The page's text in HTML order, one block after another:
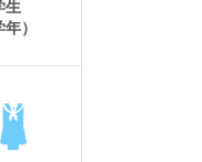
生
年）